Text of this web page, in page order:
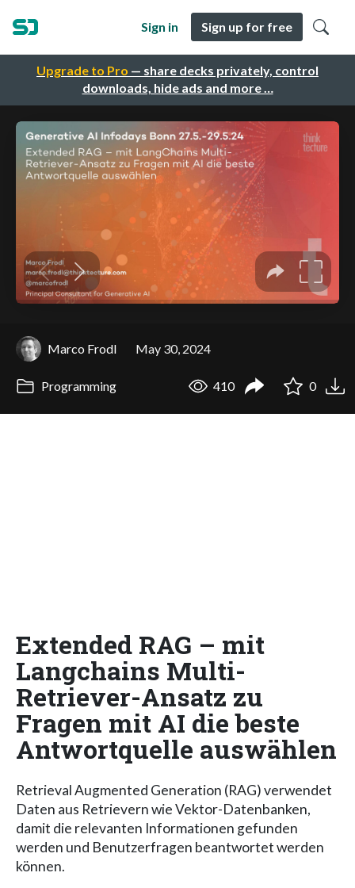
Upgrade to Pro — share decks privately, control
downloads, hide ads and more …
Sign in Sign up for free
Marco Frodl May 30, 2024
Programming 410 0
Extended RAG – mit
Langchains Multi-
Retriever-Ansatz zu
Fragen mit AI die beste
Antwortquelle auswählen
Retrieval Augmented Generation (RAG) verwendet
Daten aus Retrievern wie Vektor-Datenbanken,
damit die relevanten Informationen gefunden
werden und Benutzerfragen beantwortet werden
können.